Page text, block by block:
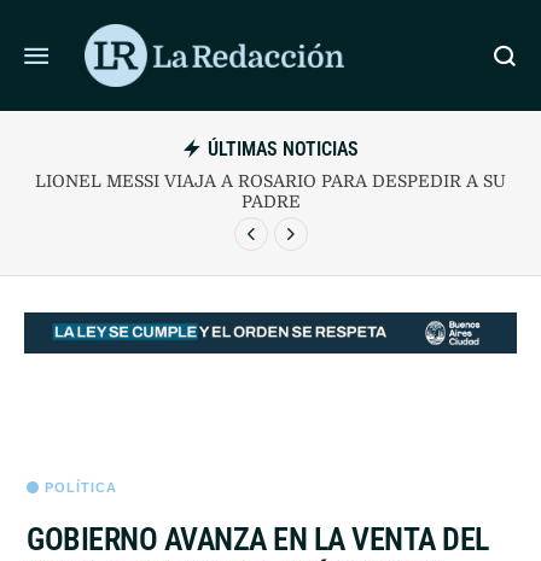
ÚLTIMAS NOTICIAS
PARA DESPEDIR A JORGE
LIONEL MESSI VIAJA A
POLÍTICA
GOBIERNO AVANZA EN LA VENTA DEL